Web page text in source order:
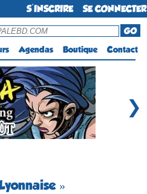
S'INSCRIRE
SE CONNECTER
GO
Agendas Boutique Contact
❯
»